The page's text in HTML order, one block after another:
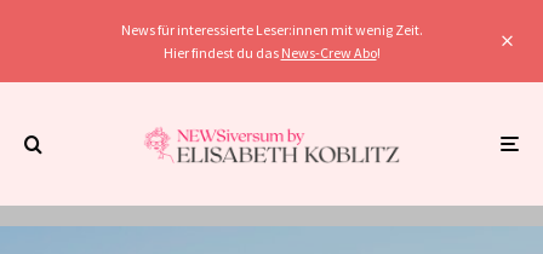
News für interessierte Leser:innen mit wenig Zeit.
Hier findest du das News-Crew Abo!